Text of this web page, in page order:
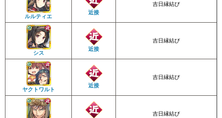
ルルティエ
近接
吉日縁結び
シス
近接
吉日縁結び
ヤクトワルト
近接
吉日縁結び
吉日縁結び